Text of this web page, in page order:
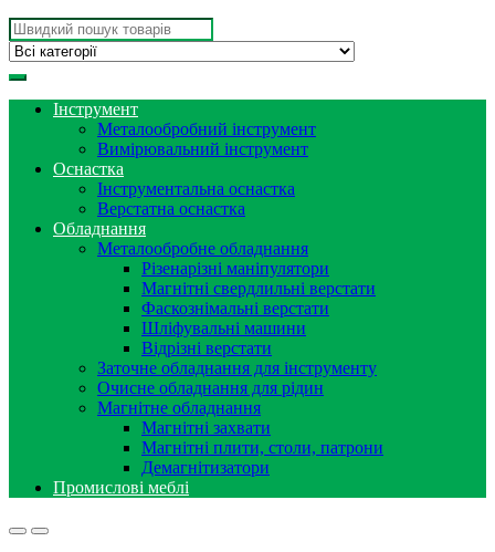
Search
for:
Інструмент
Металообробний інструмент
Вимірювальний інструмент
Оснастка
Інструментальна оснастка
Верстатна оснастка
Обладнання
Металообробне обладнання
Різенарізні маніпулятори
Магнітні свердлильні верстати
Фаскознімальні верстати
Шліфувальні машини
Відрізні верстати
Заточне обладнання для інструменту
Очисне обладнання для рідин
Магнітне обладнання
Магнітні захвати
Магнітні плити, столи, патрони
Демагнітизатори
Промислові меблі